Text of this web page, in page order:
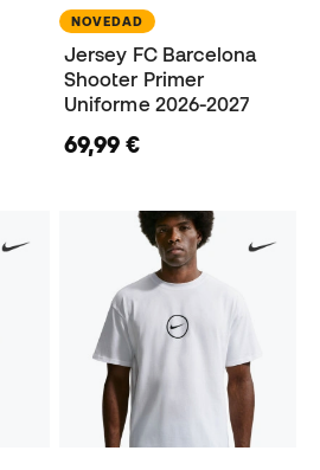
NOVEDAD
Jersey FC Barcelona
Shooter Primer
Uniforme 2026-2027
69,99 €